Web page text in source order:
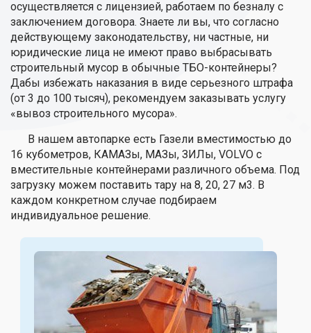
осуществляется с лицензией, работаем по безналу с
заключением договора. Знаете ли вы, что согласно
действующему законодательству, ни частные, ни
юридические лица не имеют право выбрасывать
строительный мусор в обычные ТБО-контейнеры?
Дабы избежать наказания в виде серьезного штрафа
(от 3 до 100 тысяч), рекомендуем заказывать услугу
«вывоз строительного мусора».
В нашем автопарке есть Газели вместимостью до
16 кубометров, КАМАЗы, МАЗы, ЗИЛы, VOLVO с
вместительные контейнерами различного объема. Под
загрузку можем поставить тару на 8, 20, 27 м3. В
каждом конкретном случае подбираем
индивидуальное решение.